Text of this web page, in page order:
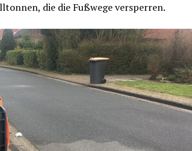
die die Fußwege versperren.